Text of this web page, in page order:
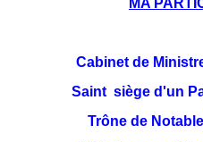
MA
Cabinet de
Saint siège d'un
Trône de